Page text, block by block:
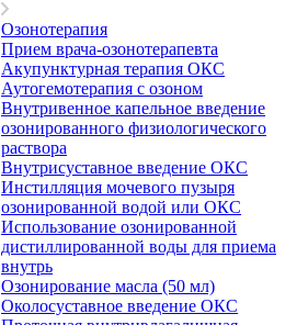
Озонотерапия
Прием врача-озонотерапевта
Акупунктурная терапия ОКС
Аутогемотерапия с озоном
Внутривенное капельное введение
озонированного физиологического
раствора
Внутрисуставное введение ОКС
Инстилляция мочевого пузыря
озонированной водой или ОКС
Использование озонированной
дистиллированной воды для приема
внутрь
Озонирование масла (50 мл)
Околосуставное введение ОКС